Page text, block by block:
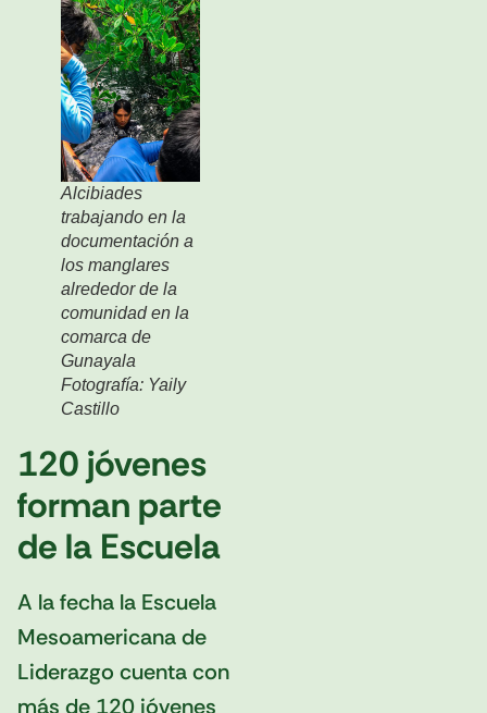
Alcibiades
trabajando en la
documentación a
los manglares
alrededor de la
comunidad en la
comarca de
Gunayala
Fotografía: Yaily
Castillo
120 jóvenes
forman parte
de la Escuela
A la fecha la Escuela
Mesoamericana de
Liderazgo cuenta con
más de 120 jóvenes